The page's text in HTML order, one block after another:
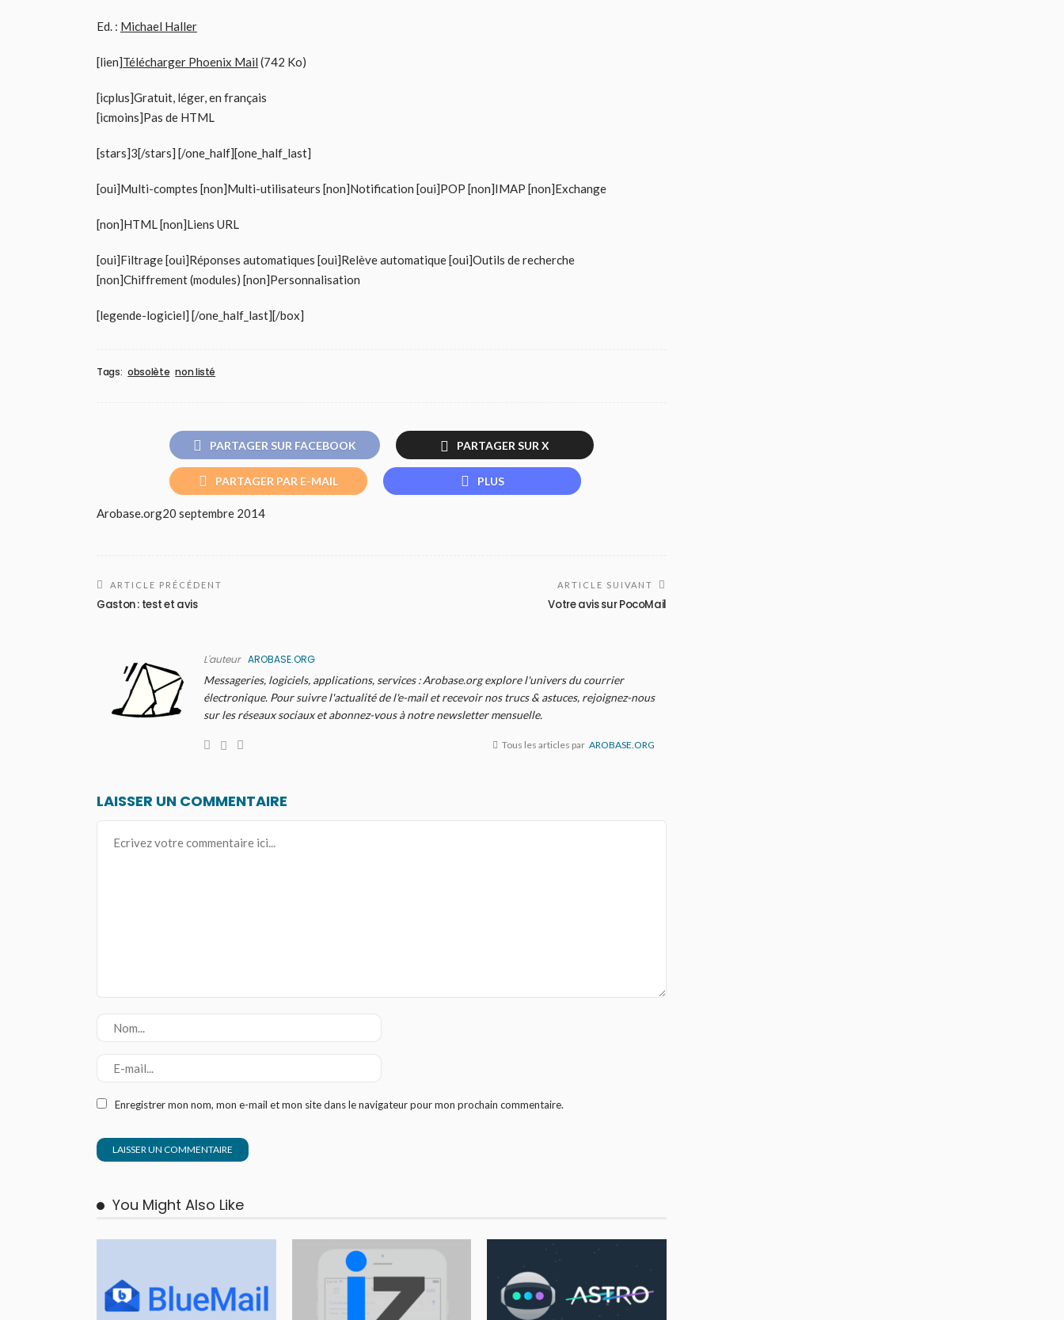
Ed. : Michael Haller
[lien]Télécharger Phoenix Mail (742 Ko)
[icplus]Gratuit, léger, en français
[icmoins]Pas de HTML
[stars]3[/stars] [/one_half][one_half_last]
[oui]Multi-comptes [non]Multi-utilisateurs [non]Notification [oui]POP [non]IMAP [non]Exchange
[non]HTML [non]Liens URL
[oui]Filtrage [oui]Réponses automatiques [oui]Relève automatique [oui]Outils de recherche
[non]Chiffrement (modules) [non]Personnalisation
[legende-logiciel] [/one_half_last][/box]
Tags: obsolète non listé
PARTAGER SUR FACEBOOK PARTAGER SUR X
PARTAGER PAR E-MAIL PLUS
Arobase.org20 septembre 2014
ARTICLE PRÉCÉDENT
Gaston : test et avis
ARTICLE SUIVANT
Votre avis sur PocoMail
L'auteur AROBASE.ORG
Messageries, logiciels, applications, services : Arobase.org explore l'univers du courrier
électronique. Pour suivre l'actualité de l'e-mail et recevoir nos trucs & astuces, rejoignez-nous
sur les réseaux sociaux et abonnez-vous à notre newsletter mensuelle.
Tous les articles par AROBASE.ORG
LAISSER UN COMMENTAIRE
Enregistrer mon nom, mon e-mail et mon site dans le navigateur pour mon prochain commentaire.
You Might Also Like